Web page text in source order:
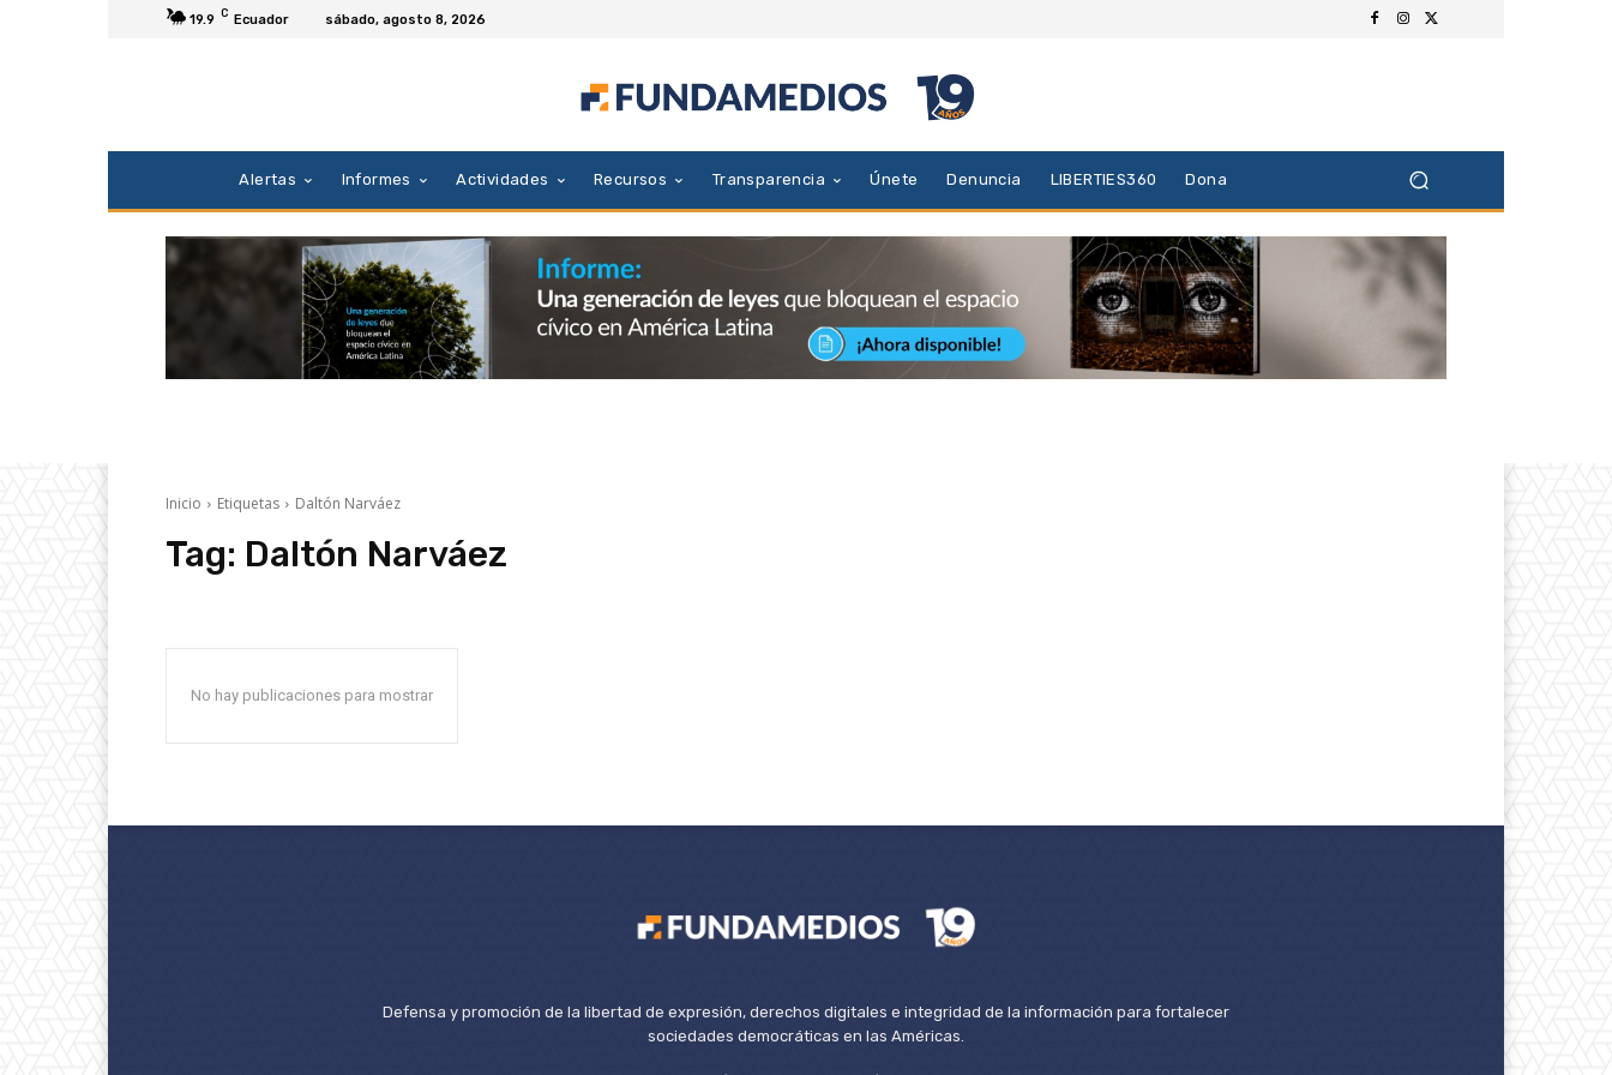
19.9 C Ecuador sábado, agosto 8, 2026
Alertas Informes Actividades Recursos Transparencia Únete Denuncia LIBERTIES360 Dona
Inicio Etiquetas Daltón Narváez
Tag: Daltón Narváez
No hay publicaciones para mostrar
Defensa y promoción de la libertad de expresión, derechos digitales e integridad de la información para fortalecer
sociedades democráticas en las Américas.